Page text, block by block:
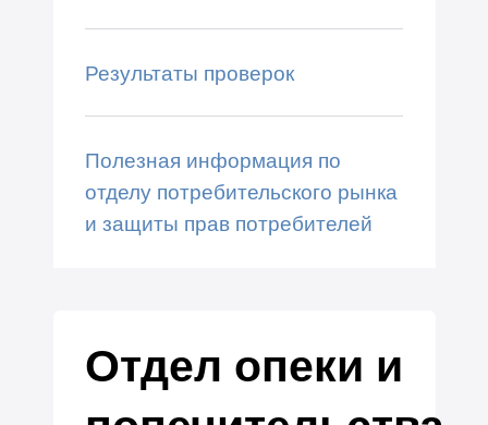
Результаты проверок
Полезная информация по
отделу потребительского рынка
и защиты прав потребителей
Отдел опеки и